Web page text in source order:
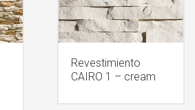
Revestimiento
CAIRO 1 – cream